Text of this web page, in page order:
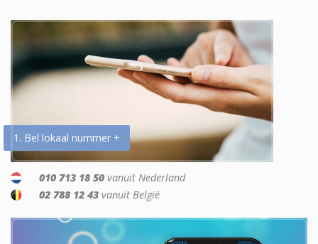
1. Bel lokaal nummer +
010 713 18 50 vanuit Nederland
02 788 12 43 vanuit België